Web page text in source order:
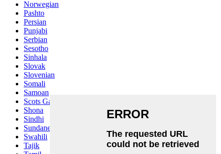
Norwegian
Pashto
Persian
Punjabi
Serbian
Sesotho
Sinhala
Slovak
Slovenian
Somali
Samoan
Scots Gaelic
Shona
Sindhi
Sundanese
Swahili
Tajik